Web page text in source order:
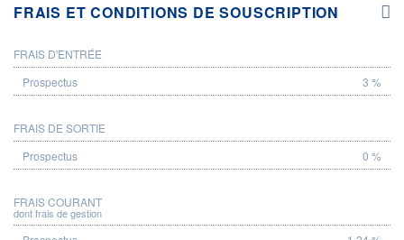
FRAIS ET CONDITIONS DE SOUSCRIPTION
PROSPECTUS
FRAIS D'ENTRÉE
3 %
FRAIS DE SORTIE
0 %
FRAIS COURANT
dont frais de gestion